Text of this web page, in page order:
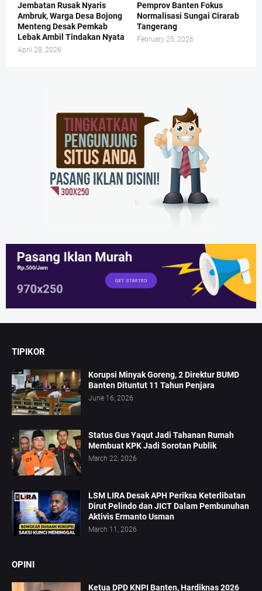
Jembatan Rusak Nyaris
Ambruk, Warga Desa Bojong
Menteng Desak Pemkab
Lebak Ambil Tindakan Nyata
April 28, 2026
Pemprov Banten Fokus
Normalisasi Sungai Cirarab
Tangerang
February 25, 2026
TIPIKOR
Korupsi Minyak Goreng, 2 Direktur BUMD
Banten Dituntut 11 Tahun Penjara
June 16, 2026
Status Gus Yaqut Jadi Tahanan Rumah
Membuat KPK Jadi Sorotan Publik
March 22, 2026
LSM LIRA Desak APH Periksa Keterlibatan
Dirut Pelindo dan JICT Dalam Pembunuhan
Aktivis Ermanto Usman
March 11, 2026
OPINI
Ketua DPD KNPI Banten, Hardiknas 2026